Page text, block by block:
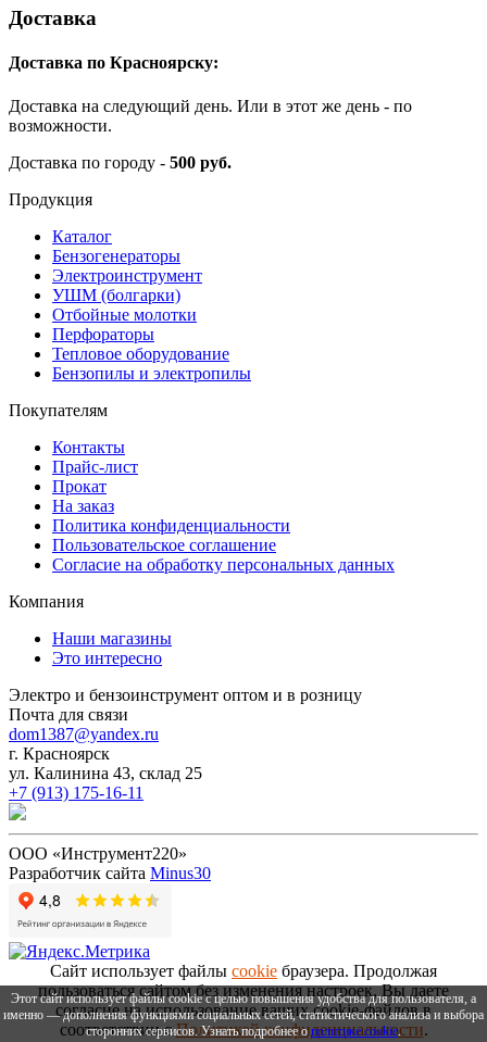
Доставка
Доставка по Красноярску:
Доставка на следующий день. Или в этот же день - по
возможности.
Доставка по городу - 500 руб.
Этот сайт использует файлы cookie с целью повышения удобства для пользователя, а
именно — дополнения функциями социальных сетей, статистического анализа и выбора
сторонних сервисов. Узнать подробнее ополитике cookie.
Продукция
Каталог
Бензогенераторы
Электроинструмент
УШМ (болгарки)
Отбойные молотки
Перфораторы
Тепловое оборудование
Бензопилы и электропилы
Покупателям
Контакты
Прайс-лист
Прокат
На заказ
Политика конфиденциальности
Пользовательское соглашение
Согласие на обработку персональных данных
Компания
Наши магазины
Это интересно
Электро и бензоинструмент оптом и в розницу
Почта для связи
dom1387@yandex.ru
г. Красноярск
ул. Калинина 43, склад 25
+7 (913) 175-16-11
ООО «Инструмент220»
Разработчик сайта Minus30
Сайт использует файлы cookie браузера. Продолжая
пользоваться сайтом без изменения настроек, Вы даете
согласие на использование ваших cookie-файлов в
соответствии сПолитикой конфиденциальности.